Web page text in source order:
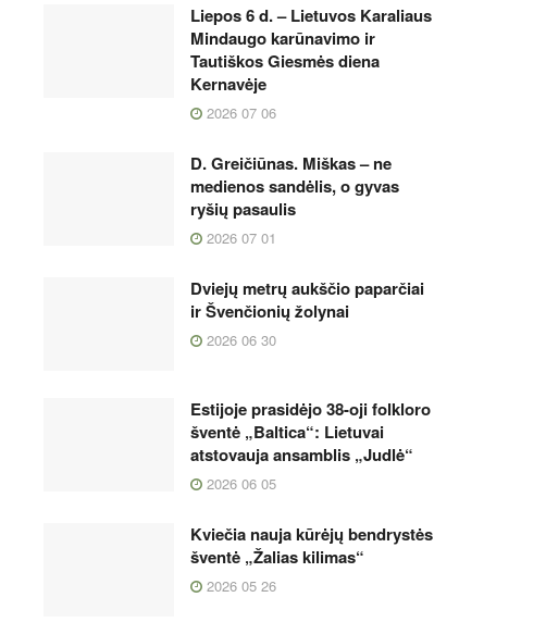
Liepos 6 d. – Lietuvos Karaliaus
Mindaugo karūnavimo ir
Tautiškos Giesmės diena
Kernavėje
2026 07 06
D. Greičiūnas. Miškas – ne
medienos sandėlis, o gyvas
ryšių pasaulis
2026 07 01
Dviejų metrų aukščio paparčiai
ir Švenčionių žolynai
2026 06 30
Estijoje prasidėjo 38-oji folkloro
šventė „Baltica“: Lietuvai
atstovauja ansamblis „Judlė“
2026 06 05
Kviečia nauja kūrėjų bendrystės
šventė „Žalias kilimas“
2026 05 26